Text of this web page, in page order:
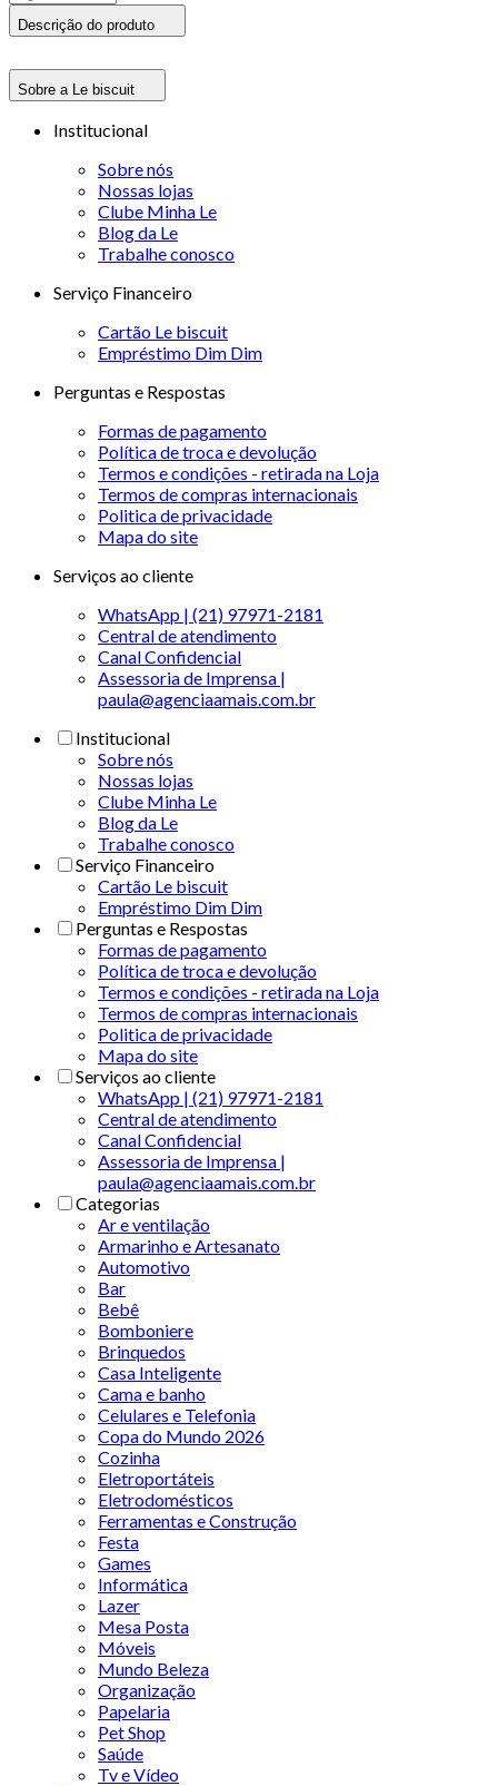
Descrição do produto
Sobre a Le biscuit
Institucional
Sobre nós
Nossas lojas
Clube Minha Le
Blog da Le
Trabalhe conosco
Serviço Financeiro
Cartão Le biscuit
Empréstimo Dim Dim
Perguntas e Respostas
Formas de pagamento
Política de troca e devolução
Termos e condições - retirada na Loja
Termos de compras internacionais
Politica de privacidade
Mapa do site
Serviços ao cliente
WhatsApp | (21) 97971-2181
Central de atendimento
Canal Confidencial
Assessoria de Imprensa |
paula@agenciaamais.com.br
Institucional
Sobre nós
Nossas lojas
Clube Minha Le
Blog da Le
Trabalhe conosco
Serviço Financeiro
Cartão Le biscuit
Empréstimo Dim Dim
Perguntas e Respostas
Formas de pagamento
Política de troca e devolução
Termos e condições - retirada na Loja
Termos de compras internacionais
Politica de privacidade
Mapa do site
Serviços ao cliente
WhatsApp | (21) 97971-2181
Central de atendimento
Canal Confidencial
Assessoria de Imprensa |
paula@agenciaamais.com.br
Categorias
Ar e ventilação
Armarinho e Artesanato
Automotivo
Bar
Bebê
Bomboniere
Brinquedos
Casa Inteligente
Cama e banho
Celulares e Telefonia
Copa do Mundo 2026
Cozinha
Eletroportáteis
Eletrodomésticos
Ferramentas e Construção
Festa
Games
Informática
Lazer
Mesa Posta
Móveis
Mundo Beleza
Organização
Papelaria
Pet Shop
Saúde
Tv e Vídeo